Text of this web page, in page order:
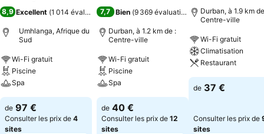
8,9 Excellent (1 014 évaluations)
Umhlanga, Afrique du
Sud
Wi-Fi gratuit
Piscine
Spa
de 97 €
Consulter les prix de 4
sites
7,7 Bien (9 369 évaluations)
Durban, à 1.2 km de :
Centre-ville
Wi-Fi gratuit
Piscine
Spa
de 40 €
Consulter les prix de 12
sites
Durban, à 1.9 km
Centre-ville
Wi-Fi gratuit
Climatisation
Restaurant
de 37 €
Consulter les prix de
sites